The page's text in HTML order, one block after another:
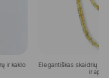
ir kaklo
Elegantiškas skaidrių
ir